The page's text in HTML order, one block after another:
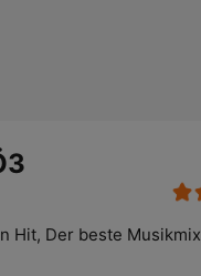
Hit, Der beste Musikmix